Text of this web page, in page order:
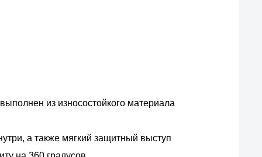
из износостойкого материала
а также мягкий защитный выступ